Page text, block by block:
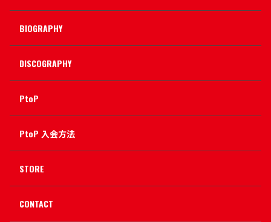
BIOGRAPHY
DISCOGRAPHY
PtoP
PtoP 入会方法
STORE
CONTACT